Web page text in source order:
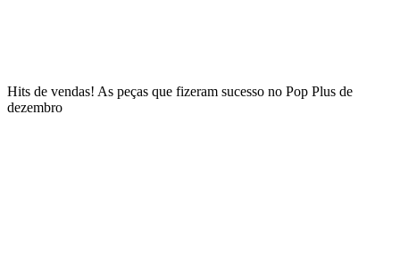
Hits de vendas! As peças que fizeram sucesso no Pop Plus de
dezembro